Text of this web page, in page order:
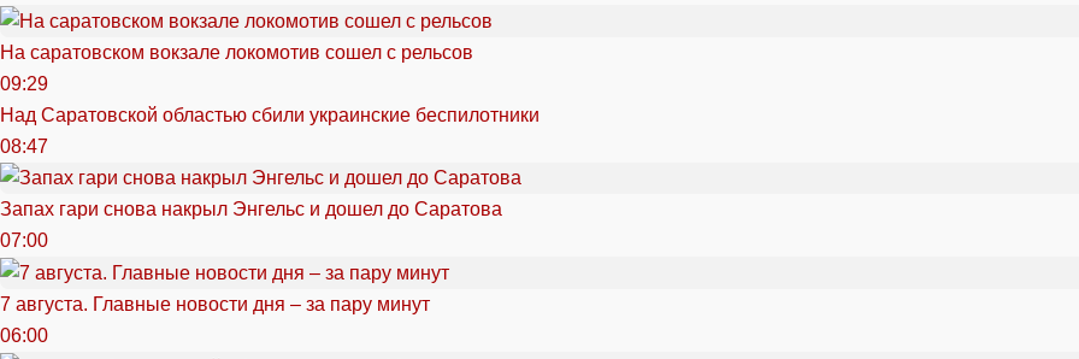
На саратовском вокзале локомотив сошел с рельсов
09:29
Над Саратовской областью сбили украинские беспилотники
08:47
Запах гари снова накрыл Энгельс и дошел до Саратова
07:00
7 августа. Главные новости дня – за пару минут
06:00